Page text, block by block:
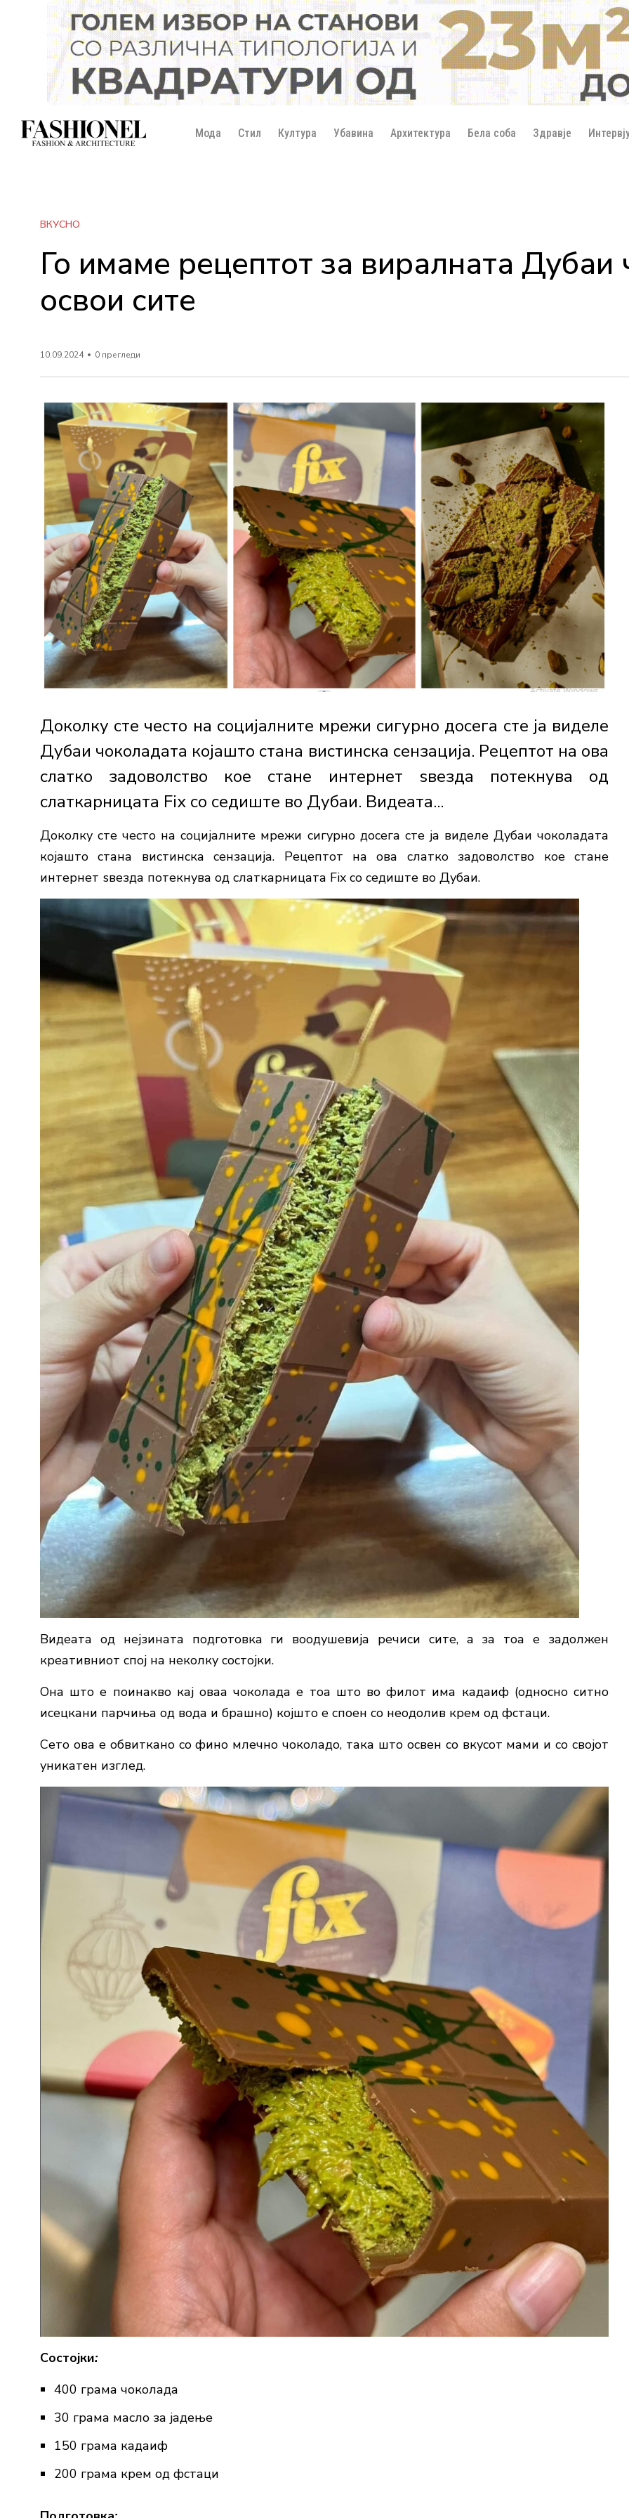
Мода Стил Култура Убавина Архитектура Бела соба Здравје
ВКУСНО
Го имаме рецептот за виралната Дубаи
освои сите
10.09.2024 0 прегледи
Доколку сте често на социјалните мрежи сигурно досега сте ја виделе
Дубаи чоколадата којашто стана вистинска сензација. Рецептот на ова
слатко задоволство кое стане интернет ѕвезда потекнува од
слаткарницата Fix со седиште во Дубаи. Видеата...
Доколку сте често на социјалните мрежи сигурно досега сте ја виделе Дубаи чоколадата
којашто стана вистинска сензација. Рецептот на ова слатко задоволство кое стане
интернет ѕвезда потекнува од слаткарницата Fix со седиште во Дубаи.
Видеата од нејзината подготовка ги воодушевија речиси сите, а за тоа е задолжен
креативниот спој на неколку состојки.
Она што е поинакво кај оваа чоколада е тоа што во филот има кадаиф (односно ситно
исецкани парчиња од вода и брашно) којшто е споен со неодолив крем од фстаци.
Сето ова е обвиткано со фино млечно чоколадо, така што освен со вкусот мами и со својот
уникатен изглед.
Состојки:
400 грама чоколада
30 грама масло за јадење
150 грама кадаиф
200 грама крем од фстаци